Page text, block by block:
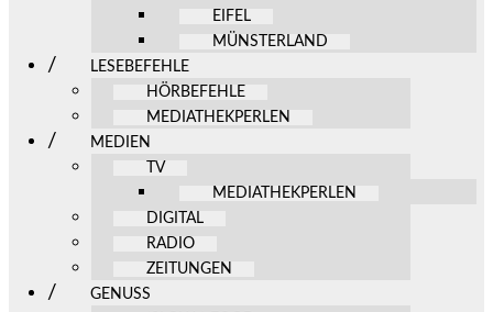
EIFEL
MÜNSTERLAND
LESEBEFEHLE
HÖRBEFEHLE
MEDIATHEKPERLEN
MEDIEN
TV
MEDIATHEKPERLEN
DIGITAL
RADIO
ZEITUNGEN
GENUSS